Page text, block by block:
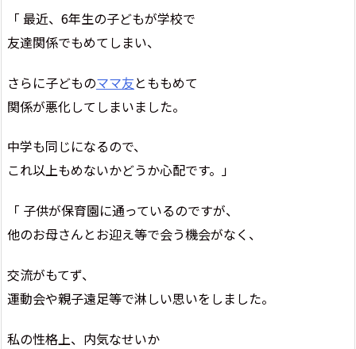
「 最近、6年生の子どもが学校で
友達関係でもめてしまい、
さらに子どものママ友とももめて
関係が悪化してしまいました。
中学も同じになるので、
これ以上もめないかどうか心配です。」
「 子供が保育園に通っているのですが、
他のお母さんとお迎え等で会う機会がなく、
交流がもてず、
運動会や親子遠足等で淋しい思いをしました。
私の性格上、内気なせいか